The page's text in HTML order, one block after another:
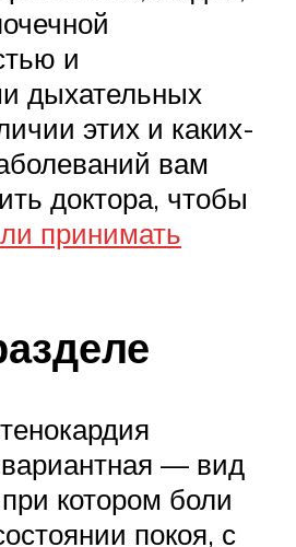
и
дыхательных
этих и каких-
вам
доктора, чтобы
принимать
— вид
котором боли
покоя, с